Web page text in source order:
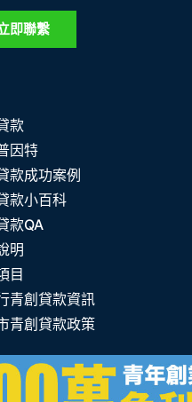
即聯繫
款
因特
款成功案例
款小百科
款QA
明
目
青創貸款資訊
青創貸款政策
貸款專家─普因特圓夢網 All